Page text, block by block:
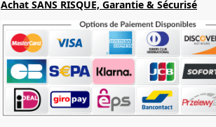
Achat SANS RISQUE, Garantie & Sécurisé